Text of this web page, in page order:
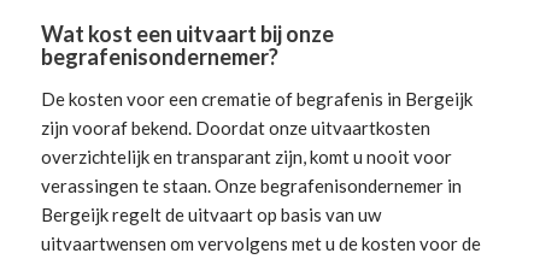
Wat kost een uitvaart bij onze
begrafenisondernemer?
De kosten voor een crematie of begrafenis in Bergeijk
zijn vooraf bekend. Doordat onze uitvaartkosten
overzichtelijk en transparant zijn, komt u nooit voor
verassingen te staan. Onze begrafenisondernemer in
Bergeijkregelt de uitvaartop basis van uw
uitvaartwensen om vervolgens met u de kosten voor de